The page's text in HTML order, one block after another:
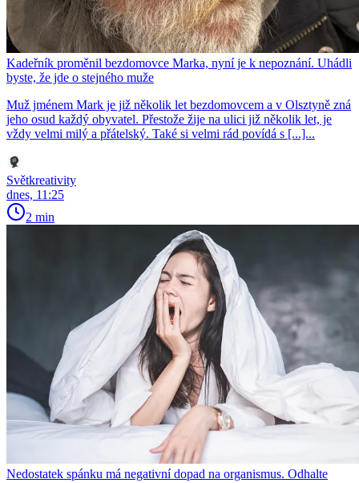
Kadeřník proměnil bezdomovce Marka, nyní je k nepoznání. Uhádli
byste, že jde o stejného muže
Muž jménem Mark je již několik let bezdomovcem a v Olsztyně zná
jeho osud každý obyvatel. Přestože žije na ulici již několik let, je
vždy velmi milý a přátelský. Také si velmi rád povídá s [...]...
Světkreativity
dnes, 11:25
2 min
Nedostatek spánku má negativní dopad na organismus. Odhalte